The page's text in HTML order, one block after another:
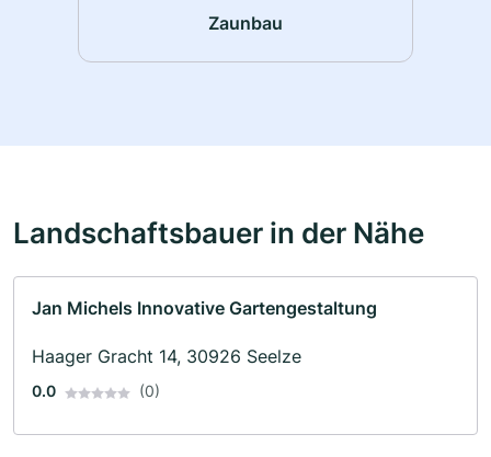
Zaunbau
Landschaftsbauer in der Nähe
Jan Michels Innovative Gartengestaltung
Haager Gracht 14, 30926 Seelze
0.0 (0)